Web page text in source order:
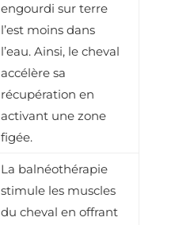
engourdi sur terre
l’est moins dans
l’eau. Ainsi, le cheval
accélère sa
récupération en
activant une zone
figée.
La balnéothérapie
stimule les muscles
du cheval en offrant